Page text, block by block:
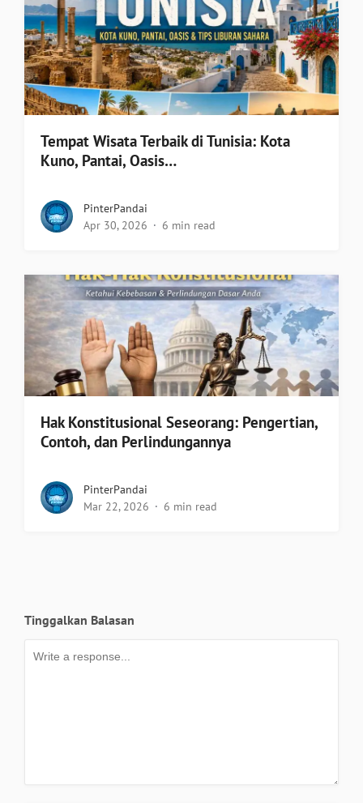
Tempat Wisata Terbaik di Tunisia: Kota
Kuno, Pantai, Oasis…
PinterPandai
Apr 30, 2026
6 min read
Hak Konstitusional Seseorang: Pengertian,
Contoh, dan Perlindungannya
PinterPandai
Mar 22, 2026
6 min read
Tinggalkan Balasan